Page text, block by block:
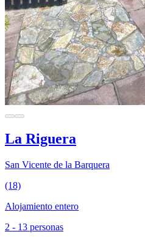
La Riguera
San Vicente de la Barquera
(18)
Alojamiento entero
2 - 13 personas